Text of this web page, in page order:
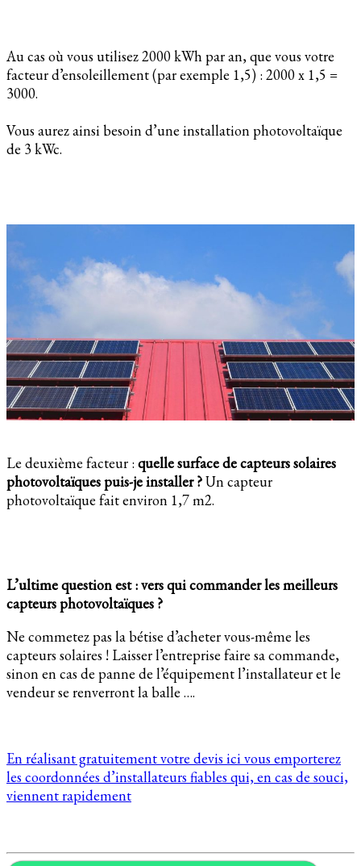
Au cas où vous utilisez 2000 kWh par an, que vous votre
facteur d’ensoleillement (par exemple 1,5) : 2000 x 1,5 =
3000.
Vous aurez ainsi besoin d’une installation photovoltaïque
de 3 kWc.
Le deuxième facteur : quelle surface de capteurs solaires
photovoltaïques puis-je installer ?Un capteur
photovoltaïque fait environ 1,7 m2.
L’ultime question est : vers qui commander les meilleurs
capteurs photovoltaïques ?
Ne commetez pas la bétise d’acheter vous-même les
capteurs solaires ! Laisser l’entreprise faire sa commande,
sinon en cas de panne de l’équipement l’installateur et le
vendeur se renverront la balle ….
En réalisant gratuitement votre devis ici vous emporterez
les coordonnées d’installateurs fiables qui, en cas de souci,
viennent rapidement